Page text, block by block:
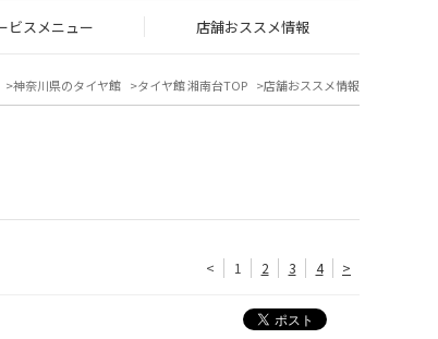
ビスメニュー 店舗おススメ情報
神奈川県のタイヤ館 タイヤ館 湘南台TOP 店舗おススメ情報
< 1 2 3 4 >